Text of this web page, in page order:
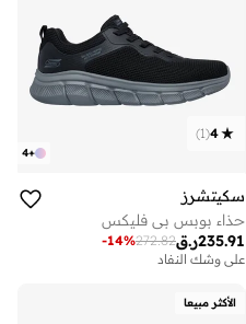
+
4
4
(
1
)
سكيتشرز
حذاء بوبس بي فليكس
ر.ق235.91
272.82
-14%
على وشك النفاد
الأكثر مبيعا